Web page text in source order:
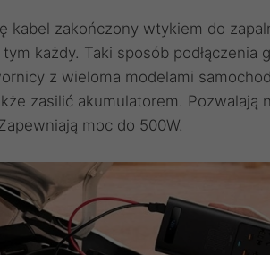
kabel zakończony wtykiem do
każdy. Taki sposób podłączenia
z wieloma modelami
zasilić akumulatorem. Pozwalają
moc do 500W.